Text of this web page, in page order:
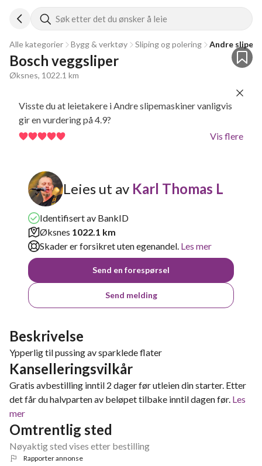
Søk etter det du ønsker å leie
Alle kategorier Bygg & verktøy Sliping og polering Andre
Bosch veggsliper
Øksnes, 1022.1 km
Visste du at leietakere i Andre slipemaskiner vanligvis
gir en vurdering på 4.9?
Vis flere
Leies ut av Karl Thomas L
Identifisert av BankID
Øksnes 1022.1 km
Skader er forsikret uten egenandel. Les mer
Send en forespørsel
Send melding
Beskrivelse
Ypperlig til pussing av sparklede flater
Kanselleringsvilkår
Gratis avbestilling inntil 2 dager før utleien din starter. Etter
det får du halvparten av beløpet tilbake inntil dagen før. Les
mer
Omtrentlig sted
Nøyaktig sted vises etter bestilling
Rapporter annonse